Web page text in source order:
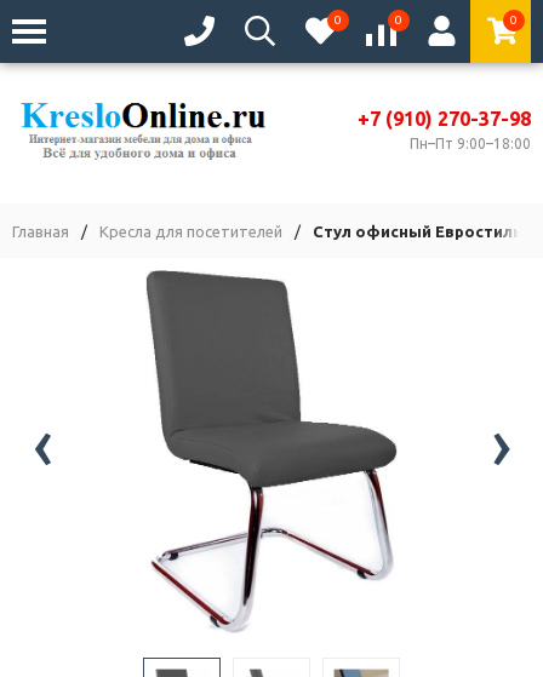
0 0 0
+7 (910) 270-37-98
Пн–Пт 9:00–18:00
Главная / Кресла для посетителей / Стул офисный Евростиль
‹ ›